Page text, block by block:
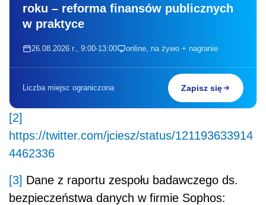
roku – reforma finansów publicznych
w praktyce
26.08.2026 r., 9:00-13:00 online, na żywo + nagranie
Liczba miejsc ograniczona Zapisz się
[2]
https://twitter.com/jciesz/status/121193633914
4462336
[3] Dane z raportu zespołu badawczego ds.
bezpieczeństwa danych w firmie Sophos: